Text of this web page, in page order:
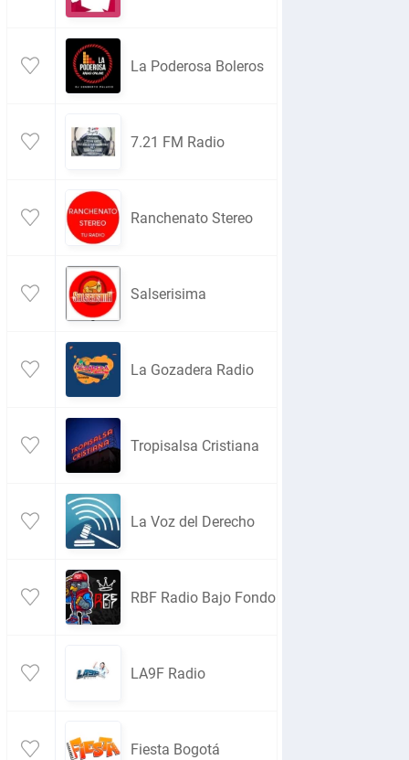
La Poderosa Boleros
7.21 FM Radio
Ranchenato Stereo
Salserisima
La Gozadera Radio
Tropisalsa Cristiana
La Voz del Derecho
RBF Radio Bajo Fondo
LA9F Radio
Fiesta Bogotá